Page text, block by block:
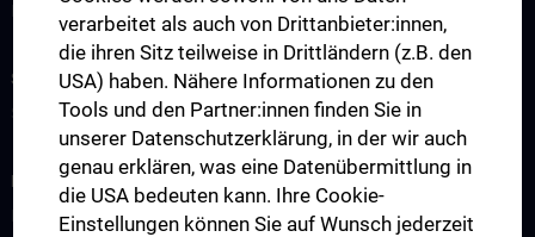
STUDIUM, AUS- UND WEITERBILDUNG
Studium und Lehre
FORSCHUNG
Forschungsbereiche
verarbeitet als auch von Drittanbieter:innen,
die ihren Sitz teilweise in Drittländern (z.B. den
USA) haben. Nähere Informationen zu den
Tools und den Partner:innen finden Sie in
unserer Datenschutzerklärung, in der wir auch
genau erklären, was eine Datenübermittlung in
die USA bedeuten kann. Ihre Cookie-
Einstellungen können Sie auf Wunsch jederzeit